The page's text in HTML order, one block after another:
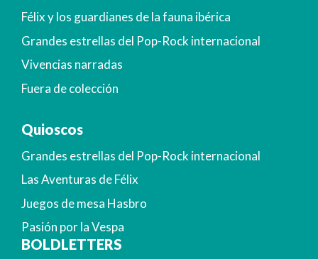
Félix y los guardianes de la fauna ibérica
Grandes estrellas del Pop-Rock internacional
Vivencias narradas
Fuera de colección
Quioscos
Grandes estrellas del Pop-Rock internacional
Las Aventuras de Félix
Juegos de mesa Hasbro
Pasión por la Vespa
BOLDLETTERS